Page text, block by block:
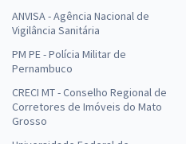
ANVISA - Agência Nacional de
Vigilância Sanitária
PM PE - Polícia Militar de
Pernambuco
CRECI MT - Conselho Regional de
Corretores de Imóveis do Mato
Grosso